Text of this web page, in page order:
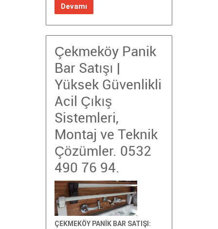
Devamı
Çekmeköy Panik
Bar Satışı |
Yüksek Güvenlikli
Acil Çıkış
Sistemleri,
Montaj ve Teknik
Çözümler. 0532
490 76 94.
ÇEKMEKÖY PANİK BAR SATIŞI: